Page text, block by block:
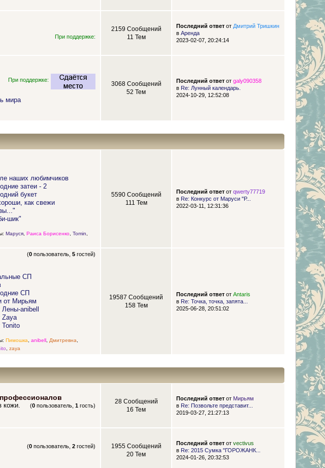
При поддержке:
2159 Сообщений
11 Тем
Последний ответот Дмитрий Тришкин
в Аренда
2023-02-07, 20:24:14
При поддержке:
мира
3068 Сообщений
52 Тем
Последний ответот galy090358
в Re: Лунный календарь.
2024-10-29, 12:52:08
наших любимчиков
затеи - 2
букет
как свежи
шик"
Маруся, Раиса Борисенко, Tomin
5590 Сообщений
111 Тем
Последний ответот qwerty77719
в Re: Конкурс от Маруси "Р...
2022-03-11, 12:31:36
(0 пользователь,5 гостей)
СП
СП
от Мирьям
anibell
Zaya
Пимошка anibell, Дмитревна
zaya
19587 Сообщений
158 Тем
Последний ответот Antaris
в Re: Точка, точка, запята...
2025-06-28, 20:51:02
(0 пользователь,1 гость)
кожи.
28 Сообщений
16 Тем
Последний ответот Мирьям
в Re: Позвольте представит...
2019-03-27, 21:27:13
(0 пользователь,2 гостей)
1955 Сообщений
20 Тем
Последний ответот vectivus
в Re: 2015 Сумка "ГОРОЖАНК...
2024-01-26, 20:32:53